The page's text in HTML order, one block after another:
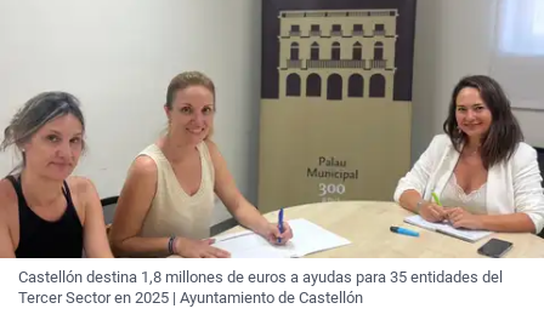
Castellón destina 1,8 millones de euros a ayudas para 35 entidades del
Tercer Sector en 2025 | Ayuntamiento de Castellón